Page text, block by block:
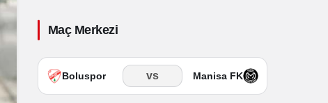
Maç Merkezi
Boluspor vs Manisa FK